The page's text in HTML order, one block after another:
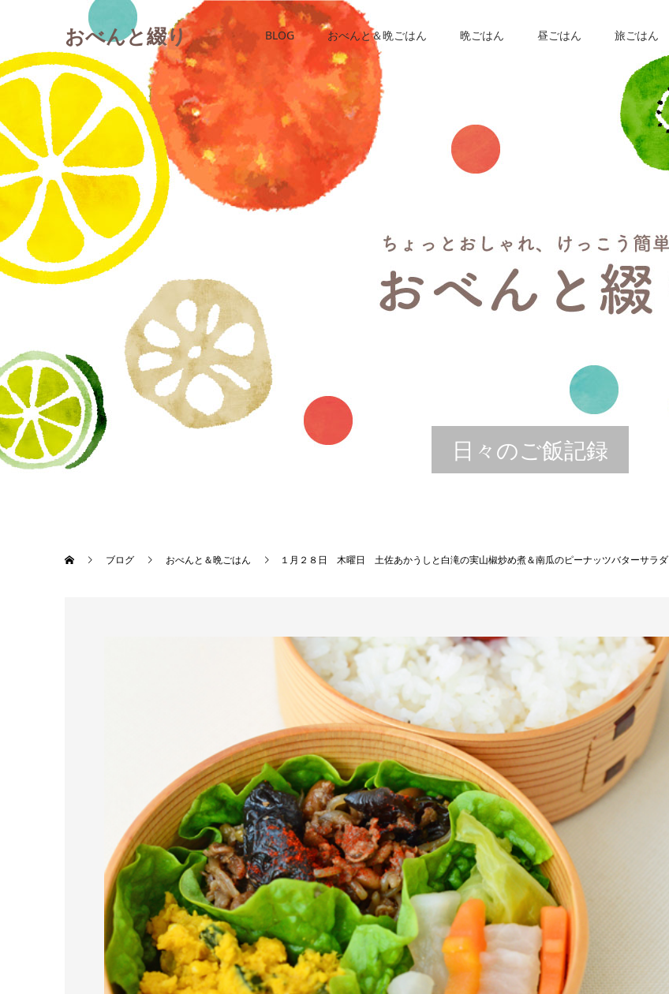
おべんと綴り BLOG おべんと＆晩ごはん 晩ごはん 昼ごはん 旅ごはん
日々のご飯記録
ブログ おべんと＆晩ごはん １月２８日 木曜日 土佐あかうしと白滝の実山椒炒め煮＆南瓜のピーナッツバターサラダ